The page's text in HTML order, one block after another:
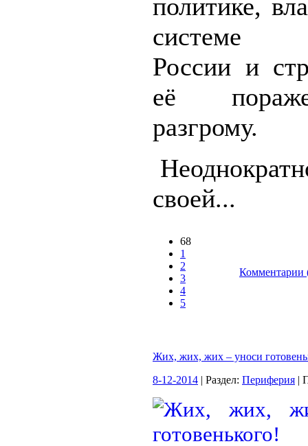
политике,
системе
России и
её
разгрому.
своей...
68
1
2
3
4
5
Комментарии
Жих, жих, жих – уноси
8-12-2014 | Раздел: Периферия |